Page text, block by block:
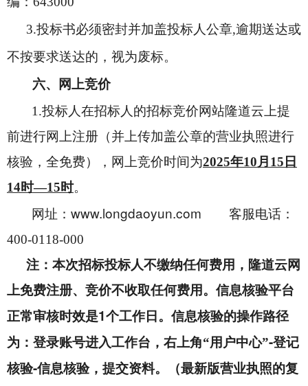
3.投标书必须密封并加盖投标人公章,逾期送达或
不按要求送达的，视为废标。
六、网上竞价
1 .投标人在招标人的招标竞价网站隆道云上提
前进行网上注册（并上传加盖公章的营业执照进行
核验，全免费），网上竞价时间为2025年10月15日
14时—15时。
网址： www.longdaoyun.com
客服电话：
400-0118-000
注：本次招标投标人不缴纳任何费用，隆道云网
上免费注册、竞价不收取任何费用。信息核验平台
正常审核时效是1个工作日。信息核验的操作路径
为：登录账号进入工作台，右上角“用户中心”-登记
核验-信息核验，提交资料。（最新版营业执照的复